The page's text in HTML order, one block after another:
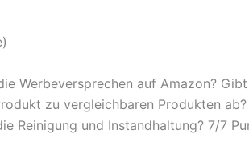
Werbeversprechen auf Amazon?
zu vergleichbaren Produkten
Reinigung und Instandhaltung? 7/7